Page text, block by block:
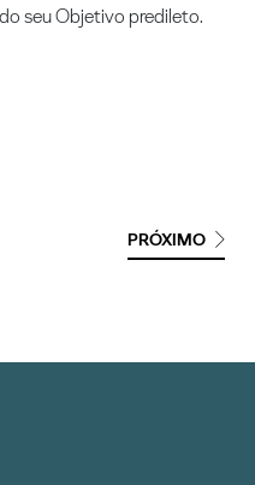
seu Objetivo predileto.
PRÓXIMO